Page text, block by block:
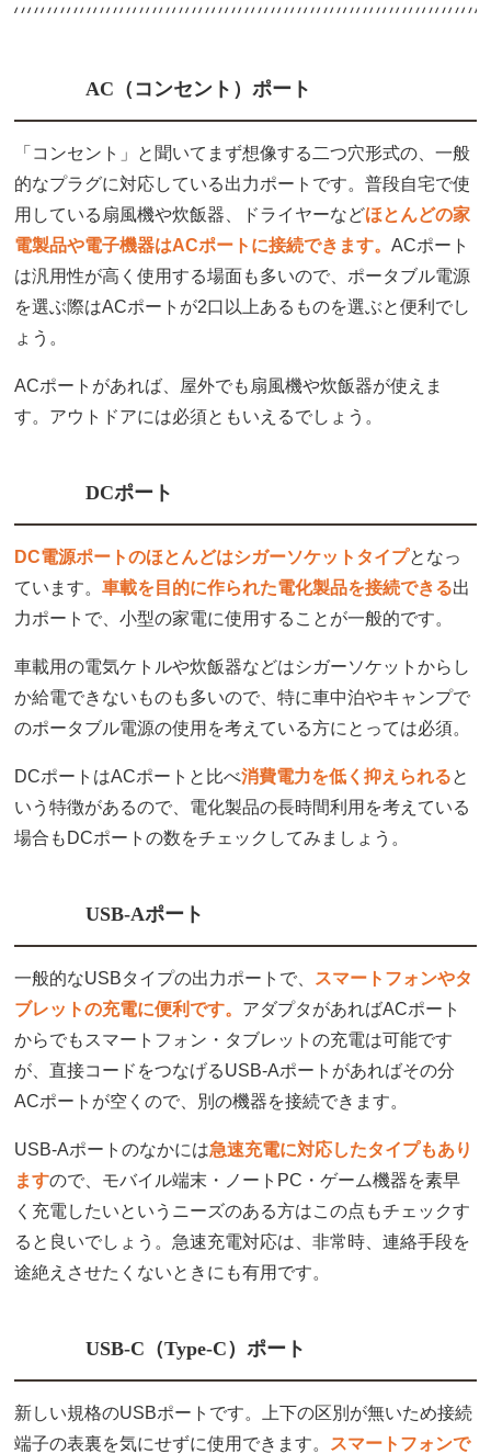
AC（コンセント）ポート
「コンセント」と聞いてまず想像する二つ穴形式の、一般
的なプラグに対応している出力ポートです。普段自宅で使
用している扇風機や炊飯器、ドライヤーなどほとんどの家
電製品や電子機器はACポートに接続できます。ACポート
は汎用性が高く使用する場面も多いので、ポータブル電源
を選ぶ際はACポートが2口以上あるものを選ぶと便利でし
ょう。
ACポートがあれば、屋外でも扇風機や炊飯器が使えま
す。アウトドアには必須ともいえるでしょう。
DCポート
DC電源ポートのほとんどはシガーソケットタイプとなっ
ています。車載を目的に作られた電化製品を接続できる出
力ポートで、小型の家電に使用することが一般的です。
車載用の電気ケトルや炊飯器などはシガーソケットからし
か給電できないものも多いので、特に車中泊やキャンプで
のポータブル電源の使用を考えている方にとっては必須。
DCポートはACポートと比べ消費電力を低く抑えられると
いう特徴があるので、電化製品の長時間利用を考えている
場合もDCポートの数をチェックしてみましょう。
USB-Aポート
一般的なUSBタイプの出力ポートで、 スマートフォンやタ
ブレットの充電に便利です。 アダプタがあればACポート
からでもスマートフォン・タブレットの充電は可能です
が、直接コードをつなげるUSB-Aポートがあればその分
ACポートが空くので、別の機器を接続できます。
USB-Aポートのなかには急速充電に対応したタイプもあり
ますので、モバイル端末・ノートPC・ゲーム機器を素早
く充電したいというニーズのある方はこの点もチェックす
ると良いでしょう。急速充電対応は、非常時、連絡手段を
途絶えさせたくないときにも有用です。
USB-C（Type-C）ポート
新しい規格のUSBポートです。上下の区別が無いため接続
端子の表裏を気にせずに使用できます。 スマートフォンで